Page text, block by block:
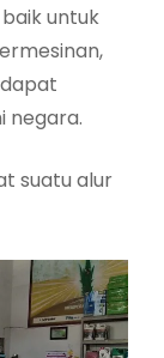
untuk
negara.
suatu alur